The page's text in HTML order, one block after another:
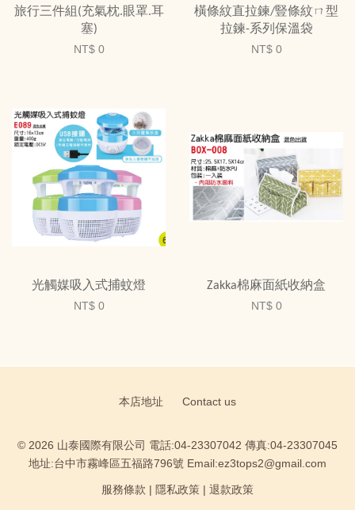
旅行三件組(充氣枕.眼罩.耳
塞)
NT$ 0
橫條紋直拉鍊/豎條紋ㄇ型
拉鍊-系列保溫袋
NT$ 0
光觸媒吸入式捕蚊燈
NT$ 0
Zakka棉麻面紙收納盒
NT$ 0
本店地址 Contact us
© 2026 山泰國際有限公司 電話:04-23307042 傳真:04-23307045
地址:台中市霧峰區五福路796號 Email:ez3tops2@gmail.com
服務條款 隱私政策 退款政策